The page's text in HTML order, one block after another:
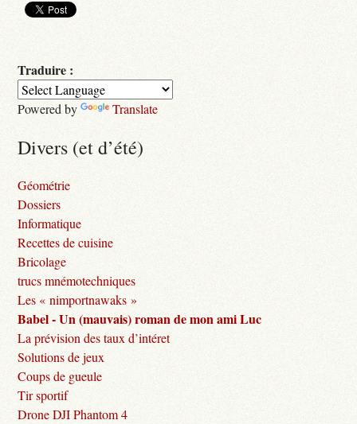
Traduire :
Powered by Translate
Divers (et d’été)
Géométrie
Dossiers
Informatique
Recettes de cuisine
Bricolage
trucs mnémotechniques
Les « nimportnawaks »
Babel - Un (mauvais) roman de mon ami Luc
La prévision des taux d’intéret
Solutions de jeux
Coups de gueule
Tir sportif
Drone DJI Phantom 4